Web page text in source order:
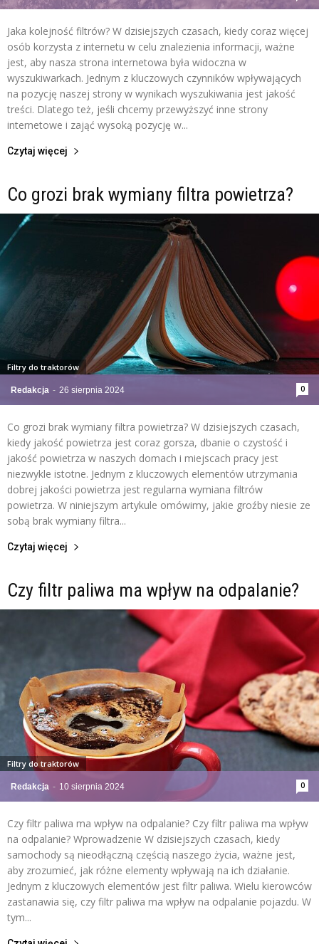
Jaka kolejność filtrów? W dzisiejszych czasach, kiedy coraz więcej
osób korzysta z internetu w celu znalezienia informacji, ważne
jest, aby nasza strona internetowa była widoczna w
wyszukiwarkach. Jednym z kluczowych czynników wpływających
na pozycję naszej strony w wynikach wyszukiwania jest jakość
treści. Dlatego też, jeśli chcemy przewyższyć inne strony
internetowe i zająć wysoką pozycję w...
Czytaj więcej
Co grozi brak wymiany filtra powietrza?
Redakcja - 26 sierpnia 2024 0
Filtry do traktorów
Co grozi brak wymiany filtra powietrza? W dzisiejszych czasach,
kiedy jakość powietrza jest coraz gorsza, dbanie o czystość i
jakość powietrza w naszych domach i miejscach pracy jest
niezwykle istotne. Jednym z kluczowych elementów utrzymania
dobrej jakości powietrza jest regularna wymiana filtrów
powietrza. W niniejszym artykule omówimy, jakie groźby niesie ze
sobą brak wymiany filtra...
Czytaj więcej
Czy filtr paliwa ma wpływ na odpalanie?
Redakcja - 10 sierpnia 2024 0
Filtry do traktorów
Czy filtr paliwa ma wpływ na odpalanie? Czy filtr paliwa ma wpływ
na odpalanie? Wprowadzenie W dzisiejszych czasach, kiedy
samochody są nieodłączną częścią naszego życia, ważne jest,
aby zrozumieć, jak różne elementy wpływają na ich działanie.
Jednym z kluczowych elementów jest filtr paliwa. Wielu kierowców
zastanawia się, czy filtr paliwa ma wpływ na odpalanie pojazdu. W
tym...